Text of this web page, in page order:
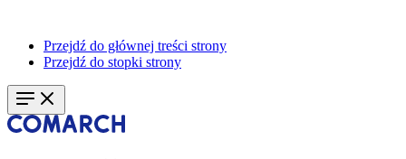
Przejdź do głównej treści strony
Przejdź do stopki strony